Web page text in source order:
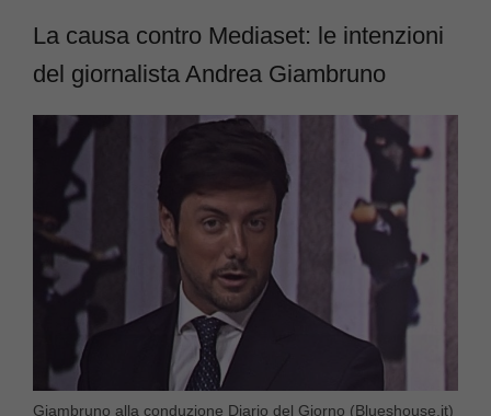
La causa contro Mediaset: le intenzioni
del giornalista Andrea Giambruno
Giambruno alla conduzione Diario del Giorno (Blueshouse.it)